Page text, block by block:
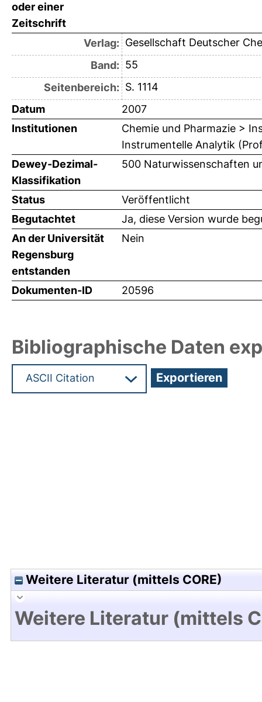
oder einer
Zeitschrift
Verlag: Gesellschaft Deutscher
Band: 55
Seitenbereich: S. 1114
Datum
2007
Institutionen
Chemie und Pharmazie >
Instrumentelle Analytik
Dewey-Dezimal-
Klassifikation
500 Naturwissenschaften
Status
Veröffentlicht
Begutachtet
Ja, diese Version wurde
An der Universität
Regensburg
entstanden
Nein
Dokumenten-ID 20596
Bibliographische Daten
Weitere Literatur (mittels CORE)
Weitere Literatur (mittels